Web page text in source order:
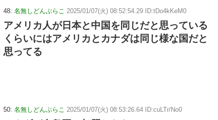
48: 名無しどんぶらこ 2025/01/07(火) 08:52:54.29 ID:tDo4kKeM0
アメリカ人が日本と中国を同じだと思っている
くらいにはアメリカとカナダは同じ様な国だと
思ってる
50: 名無しどんぶらこ 2025/01/07(火) 08:53:26.64 ID:cuLTr/No0